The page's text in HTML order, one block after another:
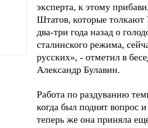
эксперта, к этому
Штатов, которые
два-три года назад о
сталинского режима,
русских», - отметил в
Александр Булавин.
Работа по раздуванию
когда был поднят вопрос
теперь же она приняла